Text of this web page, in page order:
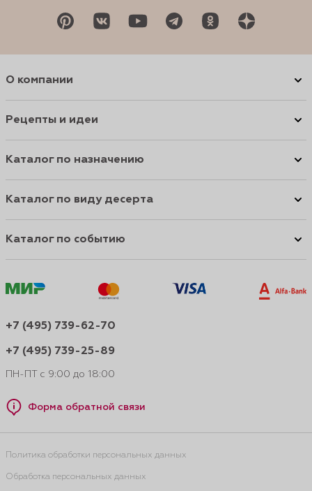
О компании
Рецепты и идеи
Каталог по назначению
Каталог по виду десерта
Каталог по событию
+7 (495) 739-62-70
+7 (495) 739-25-89
ПН-ПТ с 9:00 до 18:00
Форма обратной связи
Политика обработки персональных данных
Обработка персональных данных